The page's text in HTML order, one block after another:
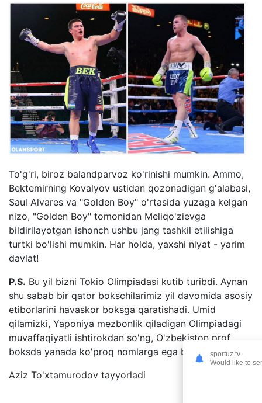
To'g'ri, biroz balandparvoz ko'rinishi mumkin. Ammo,
Bektemirning Kovalyov ustidan qozonadigan g'alabasi,
Saul Alvares va "Golden Boy" o'rtasida yuzaga kelgan
nizo, "Golden Boy" tomonidan Meliqo'zievga
bildirilayotgan ishonch ushbu jang tashkil etilishiga
turtki bo'lishi mumkin. Har holda, yaxshi niyat - yarim
davlat!
P.S. Bu yil bizni Tokio Olimpiadasi kutib turibdi. Aynan
shu sabab bir qator bokschilarimiz yil davomida asosiy
etiborlarini havaskor boksga qaratishadi. Umid
qilamizki, Yaponiya mezbonlik qiladigan Olimpiadagi
muvaffaqiyatli ishtirokdan so'ng, O'zbekiston prof
boksda yanada ko'proq nomlarga ega bo'ladi.
Aziz To'xtamurodov tayyorladi
sportuz.tv
Would like to